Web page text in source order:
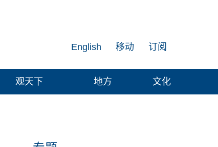
订阅
移动
English
观天下 地方 文化